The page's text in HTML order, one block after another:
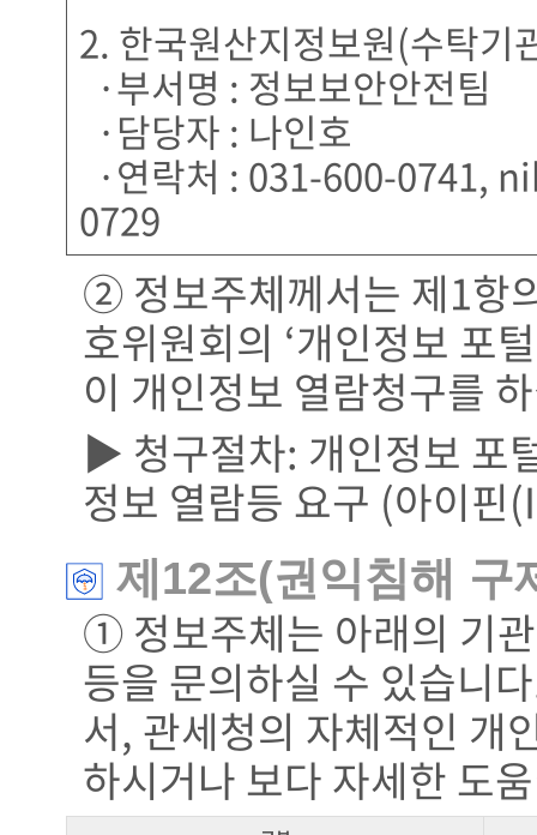
2. 한국원산지정보원(수탁기
·부서명 : 정보보안안전팀
·담당자 : 나인호
·연락처 : 031-600-0741,
0729
② 정보주체께서는 제1항
호위원회의 ‘개인정보
이 개인정보 열람청구를
▶ 청구절차: 개인정보
정보 열람등 요구 (아이핀
제12조(권익침해 구
① 정보주체는 아래의 기
등을 문의하실 수 있습니
서, 관세청의 자체적인 개
하시거나 보다 자세한 도